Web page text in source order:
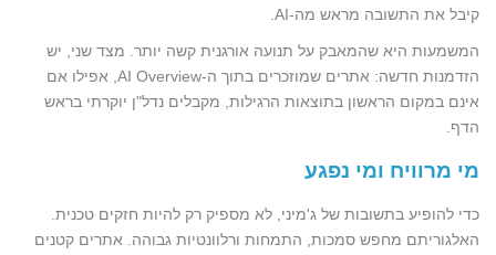
קיבל את התשובה מראש מה-AI.
המשמעות היא שהמאבק על תנועה אורגנית קשה יותר. מצד שני, יש
הזדמנות חדשה: אתרים שמוזכרים בתוך ה-AI Overview, אפילו אם
אינם במקום הראשון בתוצאות הרגילות, מקבלים נדל"ן יוקרתי בראש
הדף.
מי מרוויח ומי נפגע
כדי להופיע בתשובות של ג'מיני, לא מספיק רק להיות חזקים טכנית.
האלגוריתם מחפש סמכות, התמחות ורלוונטיות גבוהה. אתרים קטנים